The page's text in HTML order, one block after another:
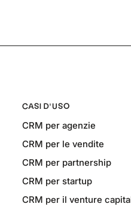
CASI D'USO
CRM per agenzie
CRM per le vendite
CRM per partnership
CRM per startup
CRM per il venture